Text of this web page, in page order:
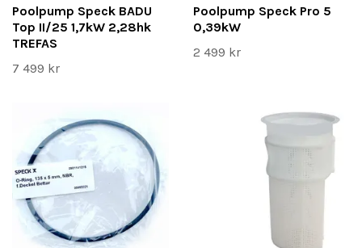
Poolpump Speck BADU
Top II/25 1,7kW 2,28hk
TREFAS
7 499 kr
Poolpump Speck Pro 5
0,39kW
2 499 kr